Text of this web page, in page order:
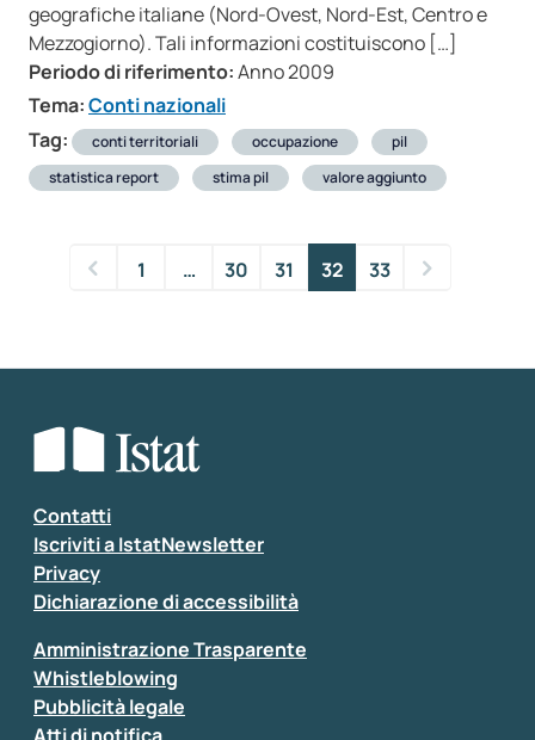
geografiche italiane (Nord-Ovest, Nord-Est, Centro e
Mezzogiorno). Tali informazioni costituiscono […]
Periodo di riferimento:Anno 2009
Tema:Conti nazionali
Tag:
conti territoriali occupazione
pil
statistica report
stima pil valore aggiunto
1 … 30 31 32 33
Contatti
Iscriviti a IstatNewsletter
Privacy
Dichiarazione di accessibilità
Amministrazione Trasparente
Whistleblowing
Pubblicità legale